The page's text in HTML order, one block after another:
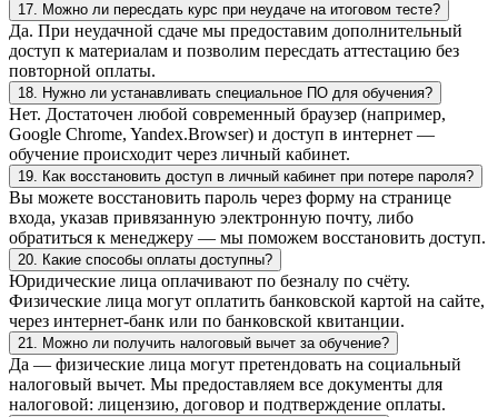
17. Можно ли пересдать курс при неудаче на итоговом тесте?
Да. При неудачной сдаче мы предоставим дополнительный
доступ к материалам и позволим пересдать аттестацию без
повторной оплаты.
18. Нужно ли устанавливать специальное ПО для обучения?
Нет. Достаточен любой современный браузер (например,
Google Chrome, Yandex.Browser) и доступ в интернет —
обучение происходит через личный кабинет.
19. Как восстановить доступ в личный кабинет при потере пароля?
Вы можете восстановить пароль через форму на странице
входа, указав привязанную электронную почту, либо
обратиться к менеджеру — мы поможем восстановить доступ.
20. Какие способы оплаты доступны?
Юридические лица оплачивают по безналу по счёту.
Физические лица могут оплатить банковской картой на сайте,
через интернет-банк или по банковской квитанции.
21. Можно ли получить налоговый вычет за обучение?
Да — физические лица могут претендовать на социальный
налоговый вычет. Мы предоставляем все документы для
налоговой: лицензию, договор и подтверждение оплаты.